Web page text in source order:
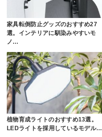
家具転倒防止グッズのおすすめ27
選。インテリアに馴染みやすいモ
ノ…
植物育成ライトのおすすめ13選。
LEDライトを採用しているモデル…